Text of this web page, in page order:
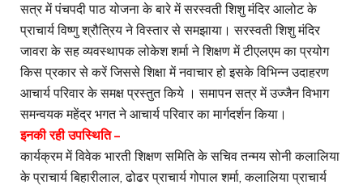
सत्र में पंचपदी पाठ योजना के बारे में सरस्वती शिशु मंदिर आलोट के
प्राचार्य विष्णु श्रौत्रिय ने विस्तार से समझाया। सरस्वती शिशु मंदिर
जावरा के सह व्यवस्थापक लोकेश शर्मा ने शिक्षण में टीएलएम का प्रयोग
किस प्रकार से करें जिससे शिक्षा में नवाचार हो इसके विभिन्न उदाहरण
आचार्य परिवार के समक्ष प्रस्तुत किये । समापन सत्र में उज्जैन विभाग
समन्वयक महेंद्र भगत ने आचार्य परिवार का मार्गदर्शन किया।
इनकी रही उपस्थिति –
कार्यक्रम में विवेक भारती शिक्षण समिति के सचिव तन्मय सोनी कलालिया
के प्राचार्य बिहारीलाल, ढोढर प्राचार्य गोपाल शर्मा, कलालिया प्राचार्य